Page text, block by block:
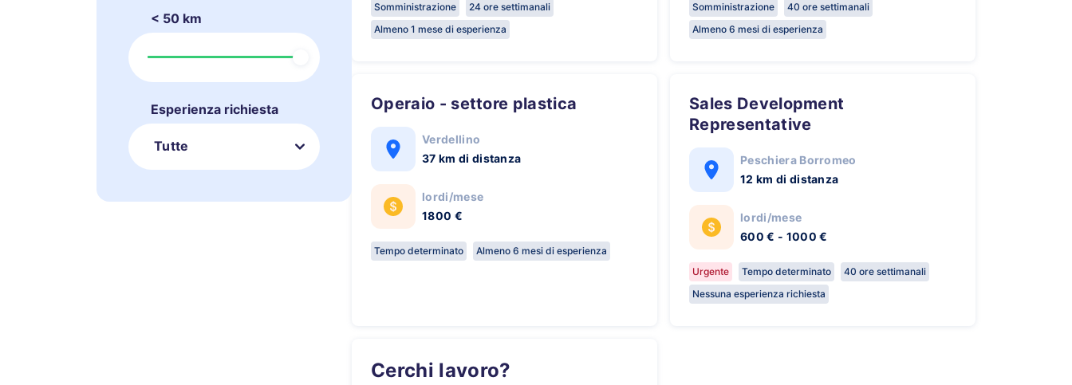
< 50 km
Esperienza richiesta
Tutte
Somministrazione
24 ore settimanali
Almeno 1 mese di esperienza
Somministrazione
40 ore settimanali
Almeno 6 mesi di esperienza
Operaio - settore plastica
Verdellino
37 km di distanza
lordi/mese
1800 €
Tempo determinato Almeno 6 mesi di esperienza
Sales Development
Representative
Peschiera Borromeo
12 km di distanza
lordi/mese
600 € - 1000 €
Urgente Tempo determinato
40 ore settimanali
Nessuna esperienza richiesta
Cerchi lavoro?